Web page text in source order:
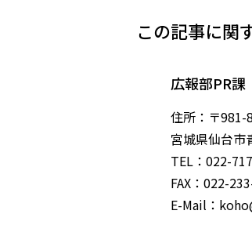
この記事に関
広報部PR課
住所：〒981-
宮城県仙台市
TEL：022-
FAX：022-
E-Mail：